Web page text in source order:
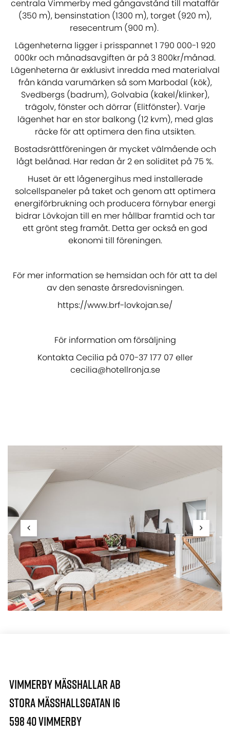
centrala Vimmerby med gångavstånd till mataffär
(350 m), bensinstation (1300 m), torget (920 m),
resecentrum (900 m).
Lägenheterna ligger i prisspannet 1 790 000-1 920
000kr och månadsavgiften är på 3 800kr/månad.
Lägenheterna är exklusivt inredda med materialval
från kända varumärken så som Marbodal (kök),
Svedbergs (badrum), Golvabia (kakel/klinker),
trägolv, fönster och dörrar (Elitfönster). Varje
lägenhet har en stor balkong (12 kvm), med glas
räcke för att optimera den fina utsikten.
Bostadsrättföreningen är mycket välmående och
lågt belånad. Har redan år 2 en soliditet på 75 %.
Huset är ett lågenergihus med installerade
solcellspaneler på taket och genom att optimera
energiförbrukning och producera förnybar energi
bidrar Lövkojan till en mer hållbar framtid och tar
ett grönt steg framåt. Detta ger också en god
ekonomi till föreningen.
För mer information se hemsidan och för att ta del
av den senaste årsredovisningen.
https://www.brf-lovkojan.se/
För information om försäljning
Kontakta Cecilia på 070-37 177 07 eller
cecilia@hotellronja.se
Vimmerby Mässhallar AB
STORA MÄSSHALLSGATAN 16
598 40 Vimmerby